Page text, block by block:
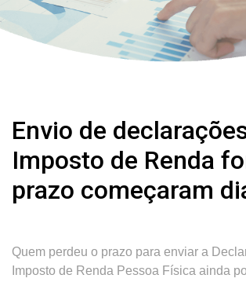
Envio de
Imposto de Renda
prazo começaram
Quem perdeu o prazo para enviar a
Imposto de Renda Pessoa Física ainda